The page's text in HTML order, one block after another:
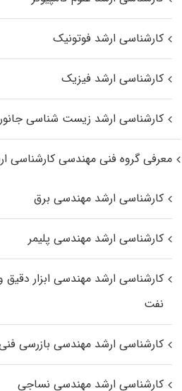
کارشناسی ارشد فوتونیک
کارشناسی ارشد فیزیک
کارشناسی ارشد زیست‌ شناسی
معرفی گروه فنی مهندسی کارشناسی
کارشناسی ارشد مهندسی برق
کارشناسی ارشد مهندسی پلیمر
کارشناسی ارشد مهندسی ابزار دقیق
نفت
کارشناسی ارشد مهندسی بازرسی
کارشناسی ارشد مهندسی نساجی